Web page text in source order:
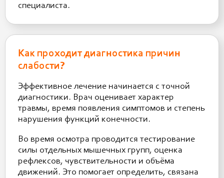
специалиста.
Как проходит диагностика причин
слабости?
Эффективное лечение начинается с точной
диагностики. Врач оценивает характер
травмы, время появления симптомов и степень
нарушения функций конечности.
Во время осмотра проводится тестирование
силы отдельных мышечных групп, оценка
рефлексов, чувствительности и объёма
движений. Это помогает определить, связана